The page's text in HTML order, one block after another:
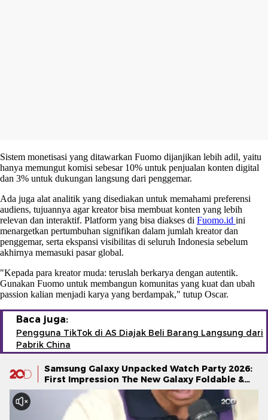
Sistem monetisasi yang ditawarkan Fuomo dijanjikan lebih adil, yaitu
hanya memungut komisi sebesar 10% untuk penjualan konten digital
dan 3% untuk dukungan langsung dari penggemar.
Ada juga alat analitik yang disediakan untuk memahami preferensi
audiens, tujuannya agar kreator bisa membuat konten yang lebih
relevan dan interaktif. Platform yang bisa diakses di Fuomo.id ini
menargetkan pertumbuhan signifikan dalam jumlah kreator dan
penggemar, serta ekspansi visibilitas di seluruh Indonesia sebelum
akhirnya memasuki pasar global.
"Kepada para kreator muda: teruslah berkarya dengan autentik.
Gunakan Fuomo untuk membangun komunitas yang kuat dan ubah
passion kalian menjadi karya yang berdampak," tutup Oscar.
Baca juga:
Pengguna TikTok di AS Diajak Beli Barang Langsung dari
Pabrik China
Samsung Galaxy Unpacked Watch Party 2026:
First Impression The New Galaxy Foldable &
Galaxy Watch Series